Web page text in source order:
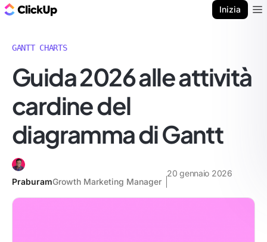
Inizia
GANTT CHARTS
Guida 2026 alle attività
cardine del
diagramma di Gantt
PraburamGrowth Marketing Manager
20 gennaio 2026